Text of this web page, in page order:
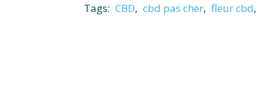
Tags: CBD, cbd pas cher, fleur cbd,